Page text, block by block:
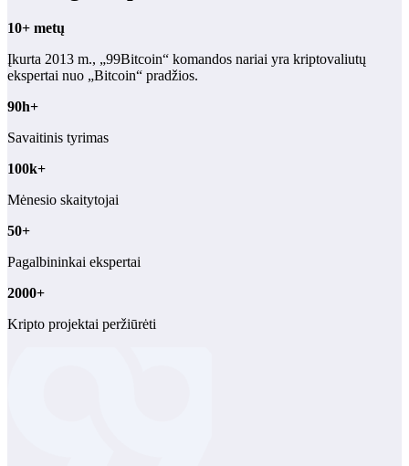
10+ metų
Įkurta 2013 m., „99Bitcoin“ komandos nariai yra kriptovaliutų
ekspertai nuo „Bitcoin“ pradžios.
90h+
Savaitinis tyrimas
100k+
Mėnesio skaitytojai
50+
Pagalbininkai ekspertai
2000+
Kripto projektai peržiūrėti